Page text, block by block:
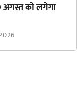
अगस्त को लगेगा